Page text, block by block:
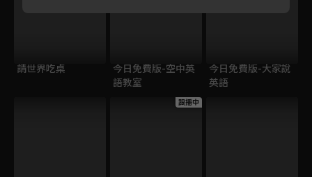
請世界吃桌
今日免費版-空中英
語教室
今日免費版-大家說
英語
跟播中